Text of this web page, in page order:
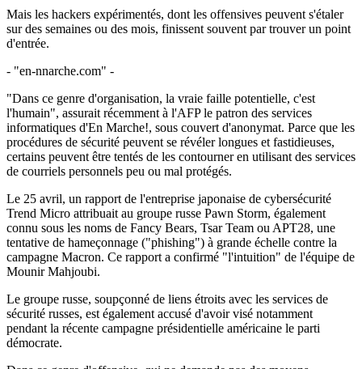
Mais les hackers expérimentés, dont les offensives peuvent s'étaler
sur des semaines ou des mois, finissent souvent par trouver un point
d'entrée.
- "en-nnarche.com" -
"Dans ce genre d'organisation, la vraie faille potentielle, c'est
l'humain", assurait récemment à l'AFP le patron des services
informatiques d'En Marche!, sous couvert d'anonymat. Parce que les
procédures de sécurité peuvent se révéler longues et fastidieuses,
certains peuvent être tentés de les contourner en utilisant des services
de courriels personnels peu ou mal protégés.
Le 25 avril, un rapport de l'entreprise japonaise de cybersécurité
Trend Micro attribuait au groupe russe Pawn Storm, également
connu sous les noms de Fancy Bears, Tsar Team ou APT28, une
tentative de hameçonnage ("phishing") à grande échelle contre la
campagne Macron. Ce rapport a confirmé "l'intuition" de l'équipe de
Mounir Mahjoubi.
Le groupe russe, soupçonné de liens étroits avec les services de
sécurité russes, est également accusé d'avoir visé notamment
pendant la récente campagne présidentielle américaine le parti
démocrate.